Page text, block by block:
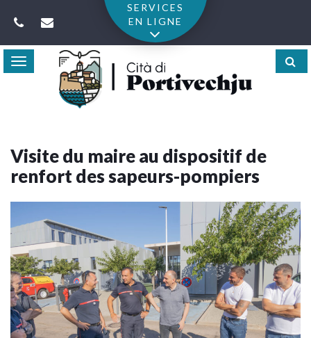
SERVICES
EN LIGNE
Toggle
navigation
Visite du maire au dispositif de
renfort des sapeurs-pompiers